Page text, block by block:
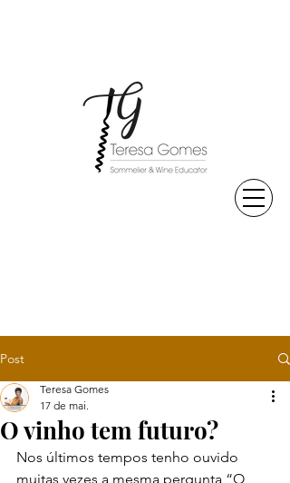
Post
O vinho tem futuro?
Teresa Gomes
17 de mai.
Nos últimos tempos tenho ouvido
muitas vezes a mesma pergunta “O